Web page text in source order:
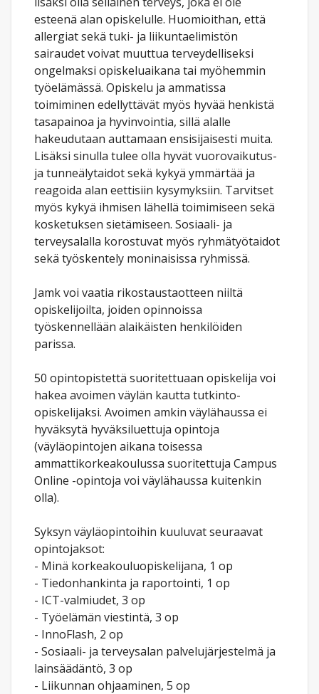
esteenä alan opiskelulle. Huomioithan, että
allergiat sekä tuki- ja liikuntaelimistön
sairaudet voivat muuttua terveydelliseksi
ongelmaksi opiskeluaikana tai myöhemmin
työelämässä. Opiskelu ja ammatissa
toimiminen edellyttävät myös hyvää henkistä
tasapainoa ja hyvinvointia, sillä alalle
hakeudutaan auttamaan ensisijaisesti muita.
Lisäksi sinulla tulee olla hyvät vuorovaikutus-
ja tunneälytaidot sekä kykyä ymmärtää ja
reagoida alan eettisiin kysymyksiin. Tarvitset
myös kykyä ihmisen lähellä toimimiseen sekä
kosketuksen sietämiseen. Sosiaali- ja
terveysalalla korostuvat myös ryhmätyötaidot
sekä työskentely moninaisissa ryhmissä.
Jamk voi vaatia rikostaustaotteen niiltä
opiskelijoilta, joiden opinnoissa
työskennellään alaikäisten henkilöiden
parissa.
50 opintopistettä suoritettuaan opiskelija voi
hakea avoimen väylän kautta tutkinto-
opiskelijaksi. Avoimen amkin väylähaussa ei
hyväksytä hyväksiluettuja opintoja
(väyläopintojen aikana toisessa
ammattikorkeakoulussa suoritettuja Campus
Online -opintoja voi väylähaussa kuitenkin
olla).
Syksyn väyläopintoihin kuuluvat seuraavat
opintojaksot:
- Minä korkeakouluopiskelijana, 1 op
- Tiedonhankinta ja raportointi, 1 op
- ICT-valmiudet, 3 op
- Työelämän viestintä, 3 op
- InnoFlash, 2 op
- Sosiaali- ja terveysalan palvelujärjestelmä ja
lainsäädäntö, 3 op
- Liikunnan ohjaaminen, 5 op